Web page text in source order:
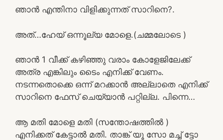
ഞാൻ എന്തിനാ വിളിക്കുന്നത് സാറിനെ?.
അത്…ഹേയ് ഒന്നൂല്യ മോളെ.(ചമ്മലോടെ )
ഞാൻ 1 വീക്ക്‌ കഴിഞ്ഞു വരാം കോളേജിലേക്ക്
അത്ര എങ്കിലും ടൈം എനിക്ക് വേണം.
നടന്നതൊക്കെ ഒന്ന് മറക്കാൻ അല്ലാതെ എനിക്ക്
സാറിനെ ഫേസ് ചെയ്യാൻ പറ്റില്ല. പിന്നെ…
ആ മതി മോളെ മതി (സന്തോഷത്തിൽ )
എനിക്കത് കേട്ടാൽ മതി. താങ്ക് യൂ സോ മച്ച് ട്ടോ